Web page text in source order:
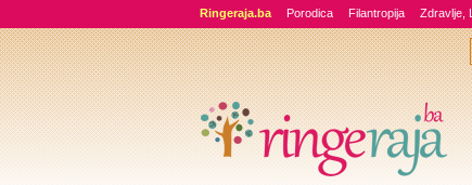
Ringeraja.ba Porodica Filantropija Zdravlje,